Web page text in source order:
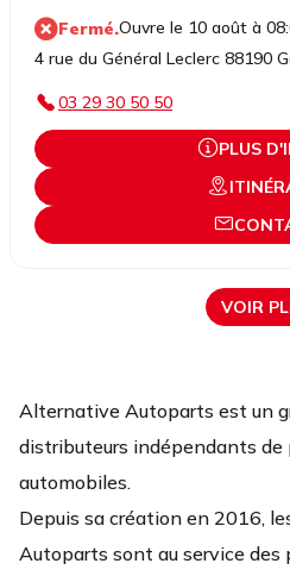
Fermé.Ouvre le 10 août à
4 rue du Général Leclerc 88190
03 29 30 50 50
PLUS
VOIR
Alternative Autoparts est un
distributeurs indépendants de
automobiles.
Depuis sa création en 2016,
Autoparts sont au service des